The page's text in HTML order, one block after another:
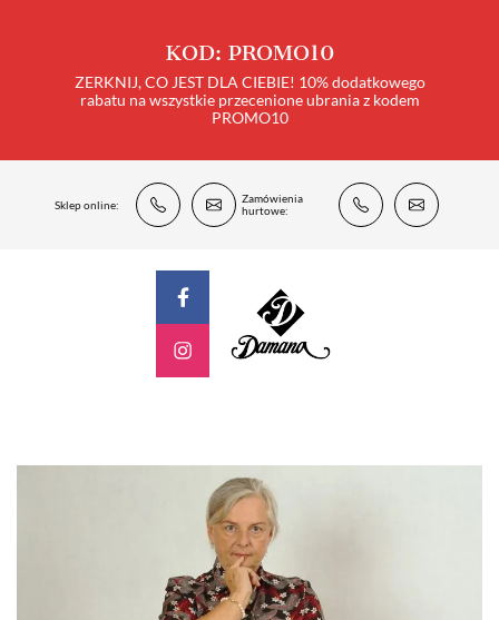
KOD: PROMO10
ZERKNIJ, CO JEST DLA CIEBIE! 10% dodatkowego
rabatu na wszystkie przecenione ubrania z kodem
PROMO10
Sklep online:
Zamówienia
hurtowe: